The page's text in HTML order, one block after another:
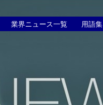
業界ニュース一覧 用語集